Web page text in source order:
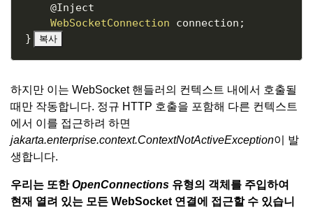
@Inject
WebSocketConnection connection ;
}
복사
하지만 이는 WebSocket 핸들러의 컨텍스트 내에서 호출될
때만 작동합니다. 정규 HTTP 호출을 포함해 다른 컨텍스트
에서 이를 접근하려 하면
jakarta.enterprise.context.ContextNotActiveException이 발
생합니다.
우리는 또한OpenConnections 유형의 객체를 주입하여
현재 열려 있는 모든 WebSocket 연결에 접근할 수 있습니